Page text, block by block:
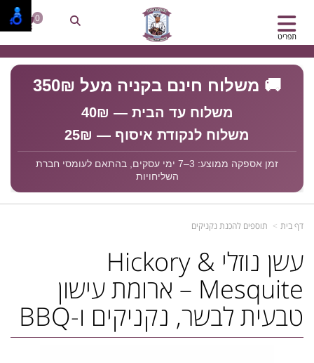
🚚 משלוח חינם בקניה מעל 350₪
משלוח עד הבית — 40₪
משלוח לנקודת איסוף — 25₪
זמן אספקה ממוצע: 3–7 ימי עסקים, בהתאם לעומסי חברת
השליחויות
תפריט
0
דף בית תוספים להכנת נקניקים
עשן נוזלי Hickory &
Mesquite – ארומת עישון
טבעית לבשר, נקניקים ו-BBQ